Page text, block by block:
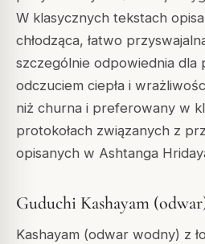
W klasycznych tekstach
chłodząca, łatwo
szczególnie odpowiednia dla
odczuciem ciepła i
niż churna i preferowany w
protokołach związanych z
opisanych w Ashtanga
Guduchi Kashayam
Kashayam (odwar wodny) z